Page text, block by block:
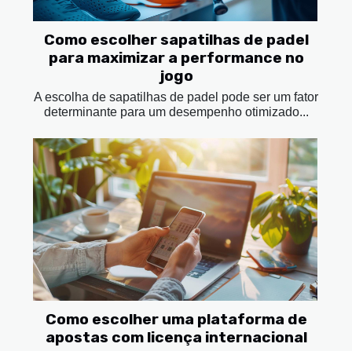
Como escolher sapatilhas de padel
para maximizar a performance no
jogo
A escolha de sapatilhas de padel pode ser um fator
determinante para um desempenho otimizado...
Como escolher uma plataforma de
apostas com licença internacional